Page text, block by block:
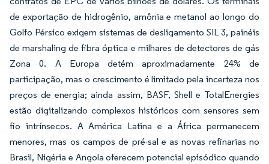
de exportação de hidrogênio, amônia e metanol ao longo do
Golfo Pérsico exigem sistemas de desligamento SIL 3, painéis
de marshaling de fibra óptica e milhares de detectores de gás
Zona 0. A Europa detém aproximadamente 24% de
participação, mas o crescimento é limitado pela incerteza nos
preços de energia; ainda assim, BASF, Shell e TotalEnergies
estão digitalizando complexos históricos com sensores sem
fio intrínsecos. A América Latina e a África permanecem
menores, mas os campos de pré-sal e as novas refinarias no
Brasil, Nigéria e Angola oferecem potencial episódico quando